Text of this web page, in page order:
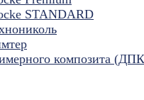
STANDARD
композита